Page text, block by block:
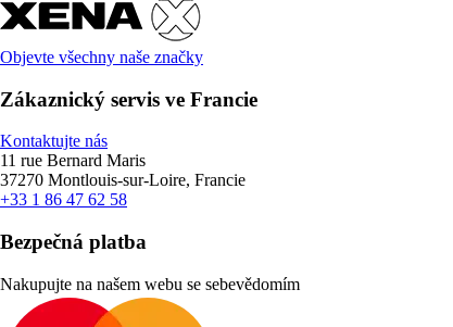
Objevte všechny naše značky
Zákaznický servis ve Francie
Kontaktujte nás
11 rue Bernard Maris
37270 Montlouis-sur-Loire, Francie
+33 1 86 47 62 58
Bezpečná platba
Nakupujte na našem webu se sebevědomím